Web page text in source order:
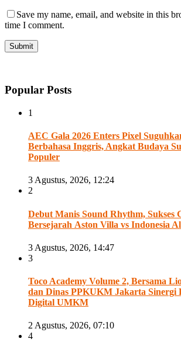
Save my name, email, and website in this
time I comment.
Popular Posts
1
AEC Gala 2026 Enters Pixel
Berbahasa Inggris, Angkat Budaya
Populer
3 Agustus, 2026, 12:24
2
Debut Manis Sound Rhythm, Sukses
Bersejarah Aston Villa vs Indonesia
3 Agustus, 2026, 14:47
3
Toco Academy Volume 2, Bersama
dan Dinas PPKUKM Jakarta Sinergi
Digital UMKM
2 Agustus, 2026, 07:10
4